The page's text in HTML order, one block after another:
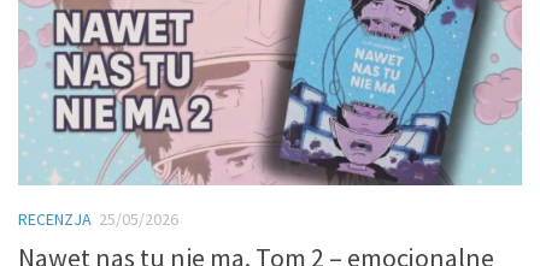
RECENZJA 25/05/2026
Nawet nas tu nie ma. Tom 2 – emocjonalne